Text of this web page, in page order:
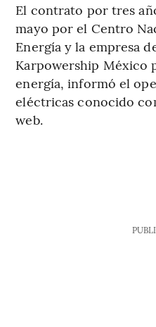
El contrato por tres
mayo por el Centro
Energía y la empresa
Karpowership México
energía, informó el
eléctricas conocido
web.